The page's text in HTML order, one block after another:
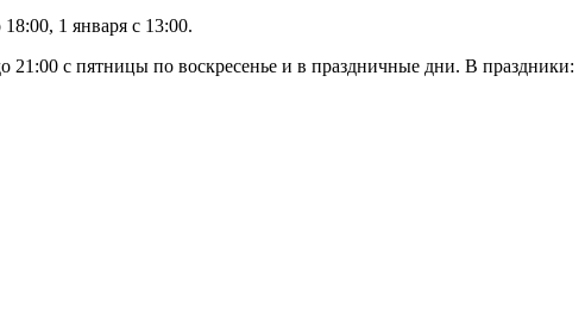
1 января с 13:00.
с пятницы по воскресенье и в праздничные дни. В праздники: